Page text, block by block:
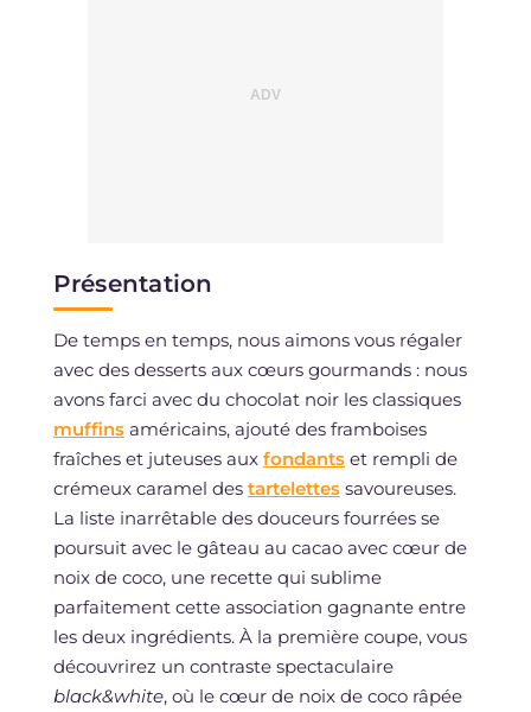
Présentation
De temps en temps, nous aimons vous régaler
avec des desserts aux cœurs gourmands : nous
avons farci avec du chocolat noir les classiques
muffinsaméricains, ajouté des framboises
fraîches et juteuses aux fondantset rempli de
crémeux caramel des tartelettessavoureuses.
La liste inarrêtable des douceurs fourrées se
poursuit avec le gâteau au cacao avec cœur de
noix de coco, une recette qui sublime
parfaitement cette association gagnante entre
les deux ingrédients. À la première coupe, vous
découvrirez un contraste spectaculaire
black&white, où le cœur de noix de coco râpée